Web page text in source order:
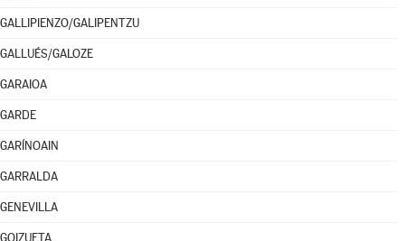
GALLIPIENZO/GALIPENTZU
GALLUÉS/GALOZE
GARAIOA
GARDE
GARÍNOAIN
GARRALDA
GENEVILLA
GOIZUETA